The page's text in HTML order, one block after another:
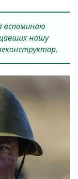
вспоминаю
нашу